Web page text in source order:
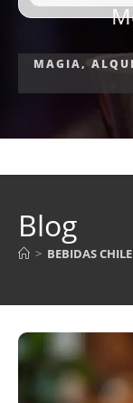
MAGIA,
Blog
> BEBIDAS